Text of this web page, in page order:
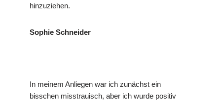
hinzuziehen.
Sophie Schneider
In meinem Anliegen war ich zunächst ein
bisschen misstrauisch, aber ich wurde positiv